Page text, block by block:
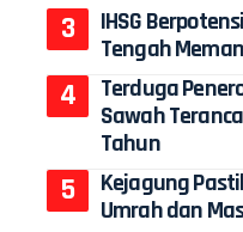
IHSG
Tengah
Terduga
Sawah
Tahun
Kejagung
Umrah dan